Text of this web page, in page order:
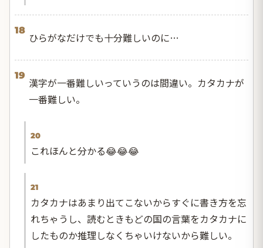
18
ひらがなだけでも十分難しいのに…
19
漢字が一番難しいっていうのは間違い。カタカナが
一番難しい。
20
これほんと分かる😂😂😂
21
カタカナはあまり出てこないからすぐに書き方を忘
れちゃうし、読むときもどの国の言葉をカタカナに
したものか推理しなくちゃいけないから難しい。